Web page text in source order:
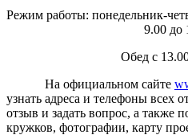
Режим работы: понедельник-
9.00 до
Обед с
На официальном сайте
узнать адреса и телефоны всех
отзыв и задать вопрос, а также
кружков, фотографии, карту